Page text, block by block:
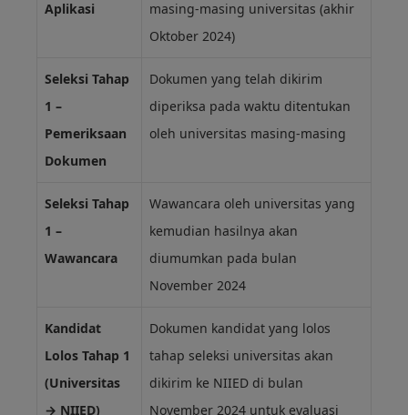
Aplikasi
masing-masing universitas (akhir
Oktober 2024)
Seleksi Tahap
1 –
Pemeriksaan
Dokumen
Dokumen yang telah dikirim
diperiksa pada waktu ditentukan
oleh universitas masing-masing
Seleksi Tahap
1 –
Wawancara
Wawancara oleh universitas yang
kemudian hasilnya akan
diumumkan pada bulan
November 2024
Kandidat
Lolos Tahap 1
(Universitas
→ NIIED)
Dokumen kandidat yang lolos
tahap seleksi universitas akan
dikirim ke NIIED di bulan
November 2024 untuk evaluasi